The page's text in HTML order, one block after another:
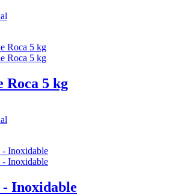
Roca 5 kg
- Inoxidable